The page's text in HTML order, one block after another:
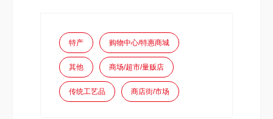
特产 购物中心/特惠商城
其他 商场/超市/量贩店
传统工艺品 商店街/市场